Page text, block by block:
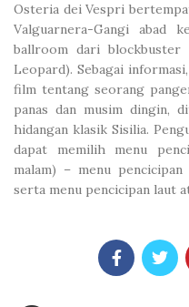
Osteria dei Vespri
Valguarnera-Gangi abad
ballroom dari blockbuster
Leopard). Sebagai
film tentang seorang
panas dan musim dingin,
hidangan klasik Sisilia.
dapat memilih menu
malam) – menu
serta menu pencicipan laut